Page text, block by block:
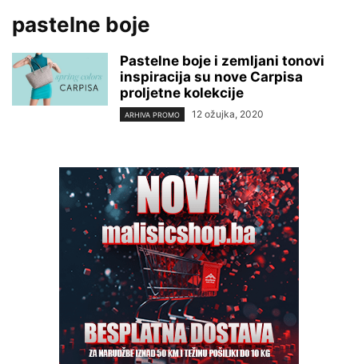
pastelne boje
Pastelne boje i zemljani tonovi
inspiracija su nove Carpisa
proljetne kolekcije
ARHIVA PROMO 12 ožujka, 2020